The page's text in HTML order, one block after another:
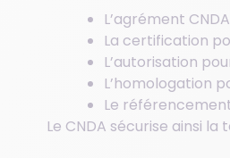
L’agrément
La certification
L’autorisation
L’homologation
Le
Le CNDA sécurise ainsi